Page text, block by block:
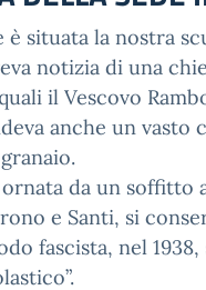
è situata la nostra
notizia di una
il Vescovo
anche un vasto
ornata da un
e Santi, si
fascista, nel